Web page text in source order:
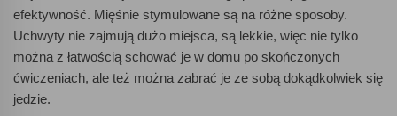
efektywność. Mięśnie stymulowane są na różne sposoby.
Uchwyty nie zajmują dużo miejsca, są lekkie, więc nie tylko
można z łatwością schować je w domu po skończonych
ćwiczeniach, ale też można zabrać je ze sobą dokądkolwiek się
jedzie.